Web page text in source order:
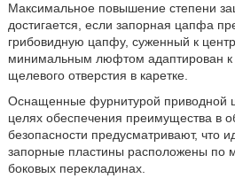
Максимальное повышение степени
достигается, если запорная цапфа
грибовидную цапфу, суженный к
минимальным люфтом адаптирован
щелевого отверстия в каретке.
Оснащенные фурнитурой приводной
целях обеспечения преимущества в
безопасности предусматривают, что
запорные пластины расположены по
боковых перекладинах.